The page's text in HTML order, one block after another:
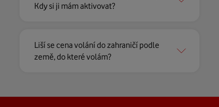
Kdy si ji mám aktivovat?
Liší se cena volání do zahraničí podle
země, do které volám?